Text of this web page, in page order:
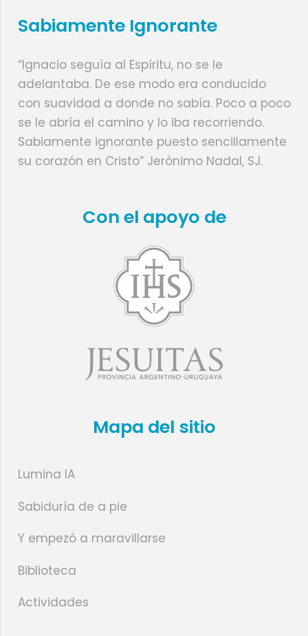
Sabiamente Ignorante
“Ignacio seguía al Espíritu, no se le
adelantaba. De ese modo era conducido
con suavidad a donde no sabía. Poco a poco
se le abría el camino y lo iba recorriendo.
Sabiamente ignorante puesto sencillamente
su corazón en Cristo” Jerónimo Nadal, SJ.
Con el apoyo de
Mapa del sitio
Lumina IA
Sabiduría de a pie
Y empezó a maravillarse
Biblioteca
Actividades